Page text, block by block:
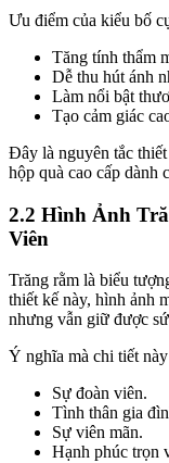
Ưu điểm của kiểu bố
Tăng tính thẩm
Dễ thu hút ánh
Làm nổi bật
Tạo cảm giác
Đây là nguyên tắc
hộp quà cao cấp dành
2.2 Hình Ảnh
Viên
Trăng rằm là biểu
thiết kế này, hình ảnh
nhưng vẫn giữ được
Ý nghĩa mà chi tiết
Sự đoàn viên.
Tình thân gia
Sự viên mãn.
Hạnh phúc trọn